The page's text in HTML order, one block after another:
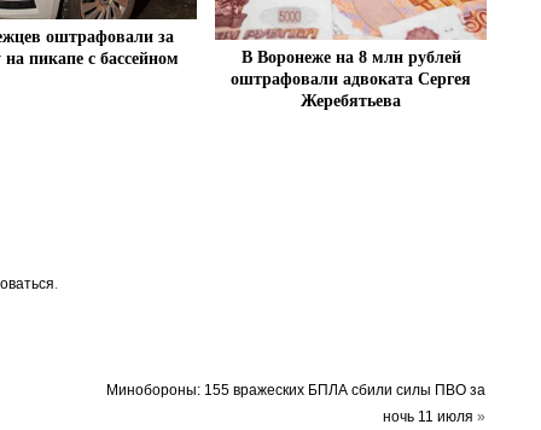
оштрафовали за
на пикапе с бассейном
В Воронеже на 8 млн рублей
оштрафовали адвоката Сергея
Жеребятьева
.
Минобороны: 155 вражеских БПЛА сбили силы ПВО за
ночь 11 июля »